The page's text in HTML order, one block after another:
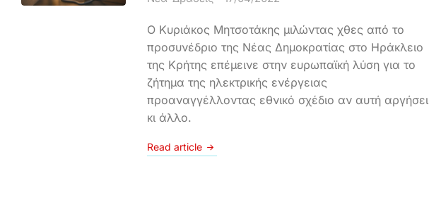
Ο Κυριάκος Μητσοτάκης μιλώντας χθες από το
προσυνέδριο της Νέας Δημοκρατίας στο Ηράκλειο
της Κρήτης επέμεινε στην ευρωπαϊκή λύση για το
ζήτημα της ηλεκτρικής ενέργειας
προαναγγέλλοντας εθνικό σχέδιο αν αυτή αργήσει
κι άλλο.
Read article